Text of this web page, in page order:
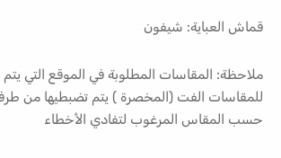
قماش العباية: شيفون
ملاحظة: المقاسات المطلوبة في الموقع التي يتم
للمقاسات الفت (المخصرة ) يتم تضبطيها من طرف
حسب المقاس المرغوب لتفادي الأخطاء